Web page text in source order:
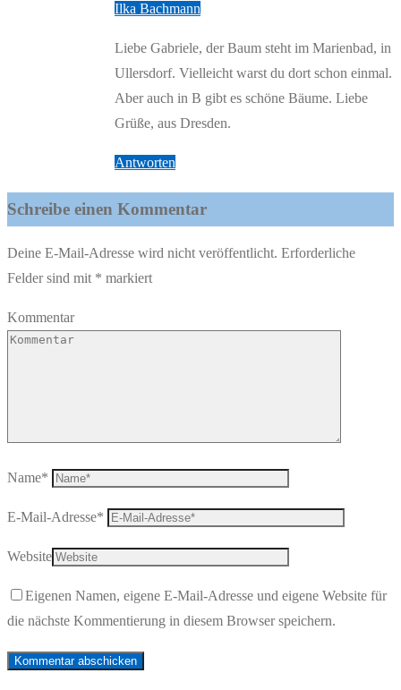
Ilka Bachmann
Liebe Gabriele, der Baum steht im Marienbad, in
Ullersdorf. Vielleicht warst du dort schon einmal.
Aber auch in B gibt es schöne Bäume. Liebe
Grüße, aus Dresden.
Antworten
Schreibe einen Kommentar
Deine E-Mail-Adresse wird nicht veröffentlicht. Erforderliche
Felder sind mit * markiert
Kommentar
Name*
E-Mail-Adresse*
Website
Eigenen Namen, eigene E-Mail-Adresse und eigene Website für
die nächste Kommentierung in diesem Browser speichern.